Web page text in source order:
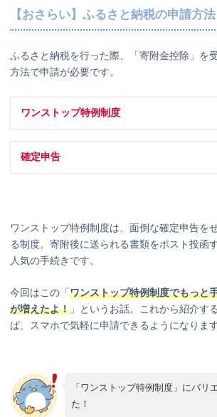
【おさらい】ふるさと納税の申請方法
ふるさと納税を行った際、「寄附金控除」を
方法で申請が必要です。
ワンストップ特例制度
確定申告
ワンストップ特例制度は、面倒な確定申告を
る制度。寄附後に送られる書類をポスト投函
人気の手続きです。
今回はこの「ワンストップ特例制度でもっと
が増えたよ！ 」というお話。これから紹介す
ば、スマホで気軽に申請できるようになります
「ワンストップ特例制度」にバリ
た！